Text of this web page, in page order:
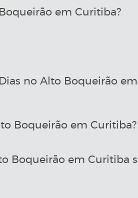
em Curitiba?
no Alto Boqueirão em
Boqueirão em Curitiba?
Boqueirão em Curitiba